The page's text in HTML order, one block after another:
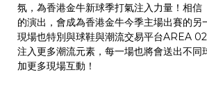
氛，為香港金牛新球季打氣注入力量！相信
的演出，會成為香港金牛今季主場出賽的另
現場也特別與球鞋與潮流交易平台AREA
注入更多潮流元素，每一場也將會送出不同
加更多現場互動！